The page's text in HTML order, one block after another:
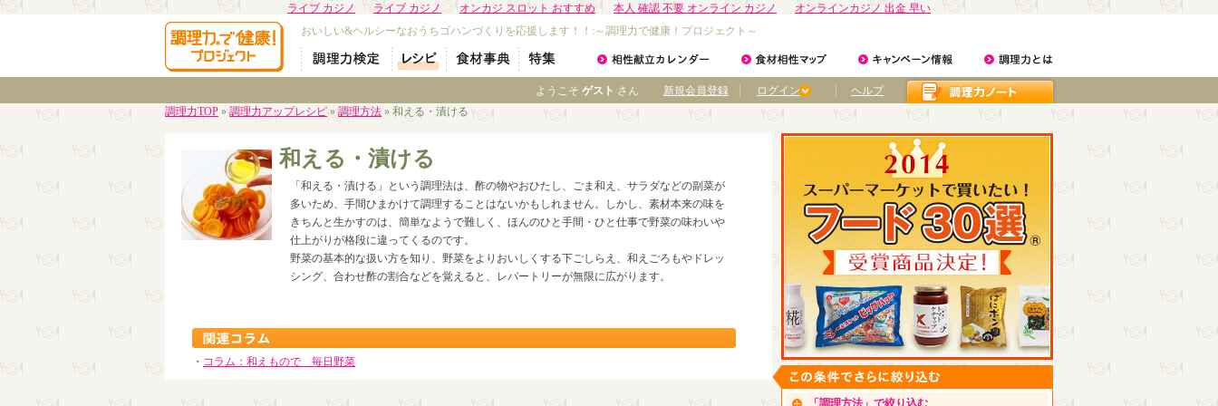
ライブ カジノ ライブ カジノ オンカジ スロット おすすめ 本人 確認 不要 オンライン カジノ
オンラインカジノ 出金 早い
おいしい&ヘルシーなおうちゴハンづくりを応援します！！:～調理力で健康！プロジェクト～
ヘルプ
ログイン
新規会員登録
ようこそ ゲスト さん
調理力TOP » 調理力アップレシピ»調理方法 » 和える・漬ける
和える・漬ける
「和える・漬ける」という調理法は、酢の物やおひたし、ごま和え、サラダなどの副菜が
多いため、手間ひまかけて調理することはないかもしれません。しかし、素材本来の味を
きちんと生かすのは、簡単なようで難しく、ほんのひと手間・ひと仕事で野菜の味わいや
仕上がりが格段に違ってくるのです。
野菜の基本的な扱い方を知り、野菜をよりおいしくする下ごしらえ、和えごろもやドレッ
シング、合わせ酢の割合などを覚えると、レパートリーが無限に広がります。
・ コラム：和えもので__毎日野菜
「調理方法」で絞り込む